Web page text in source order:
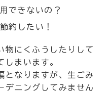
できないの？
約したい！
物にくふうしたりして
しまいます。
となりますが、生ごみ
デニングしてみません